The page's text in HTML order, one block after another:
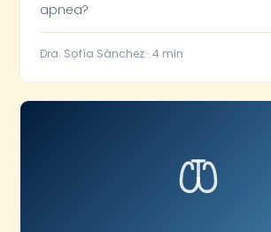
apnea?
Dra. Sofía Sánchez · 4 min